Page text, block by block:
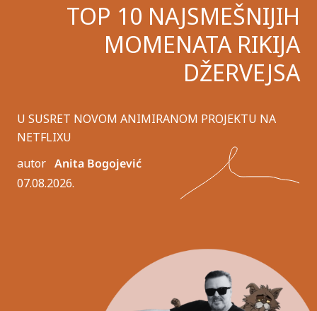
TOP 10 NAJSMEŠNIJIH
MOMENATA RIKIJA
DŽERVEJSA
U SUSRET NOVOM ANIMIRANOM PROJEKTU NA
NETFLIXU
autor Anita Bogojević
07.08.2026.